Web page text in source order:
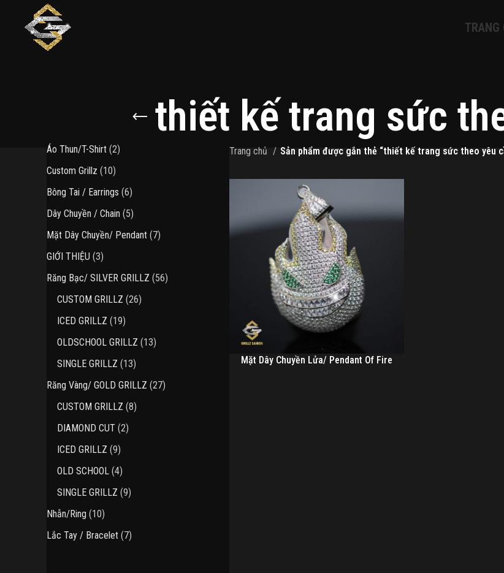
TRANG
thiết kế trang sức
Áo Thun/T-Shirt 22
Custom Grillz 1010
sản
phẩm
Bông Tai / Earrings 66
sản
phẩm
Dây Chuyền / Chain 55
sản
phẩm
Mặt Dây Chuyền/ Pendant 77
GIỚI THIỆU 33
sản
Răng Bạc/ SILVER GRILLZ 5656
CUSTOM GRILLZ 2626
ICED GRILLZ 1919
sản
phẩm
OLDSCHOOL GRILLZ 1313
SINGLE GRILLZ 1313
sản
phẩm
Răng Vàng/ GOLD GRILLZ 2727
CUSTOM GRILLZ 88
DIAMOND CUT 22
ICED GRILLZ 99
sản
phẩm
OLD SCHOOL 44
sản
phẩm
SINGLE GRILLZ 99
Nhẫn/Ring 1010
sản
phẩm
Lắc Tay / Bracelet 77
Trang chủ Sản phẩm được gắn thẻ “thiết kế trang sức theo yêu
Mặt Dây Chuyền Lửa/ Pendant Of Fire